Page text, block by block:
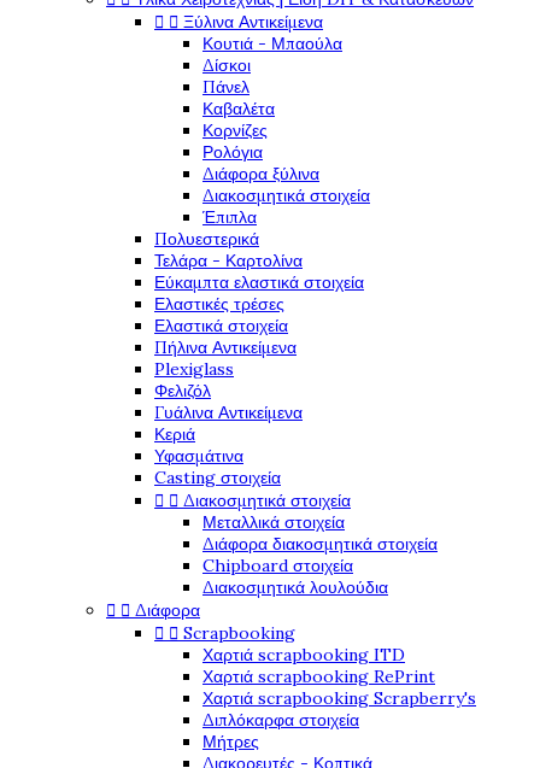
  Ξύλινα Αντικείμενα
Κουτιά - Μπαούλα
Δίσκοι
Πάνελ
Καβαλέτα
Κορνίζες
Ρολόγια
Διάφορα ξύλινα
Διακοσμητικά στοιχεία
Έπιπλα
Πολυεστερικά
Τελάρα - Καρτολίνα
Εύκαμπτα ελαστικά στοιχεία
Ελαστικές τρέσες
Ελαστικά στοιχεία
Πήλινα Αντικείμενα
Plexiglass
Φελιζόλ
Γυάλινα Αντικείμενα
Κεριά
Υφασμάτινα
Casting στοιχεία
  Διακοσμητικά στοιχεία
Μεταλλικά στοιχεία
Διάφορα διακοσμητικά στοιχεία
Chipboard στοιχεία
Διακοσμητικά λουλούδια
  Διάφορα
  Scrapbooking
Χαρτιά scrapbooking ITD
Χαρτιά scrapbooking RePrint
Χαρτιά scrapbooking Scrapberry's
Διπλόκαρφα στοιχεία
Μήτρες
Διακορευτές - Κοπτικά